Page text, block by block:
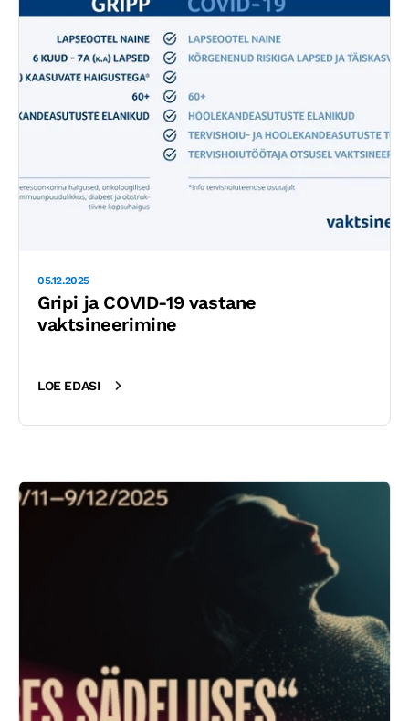
05.12.2025
Gripi ja COVID-19 vastane
vaktsineerimine
LOE EDASI